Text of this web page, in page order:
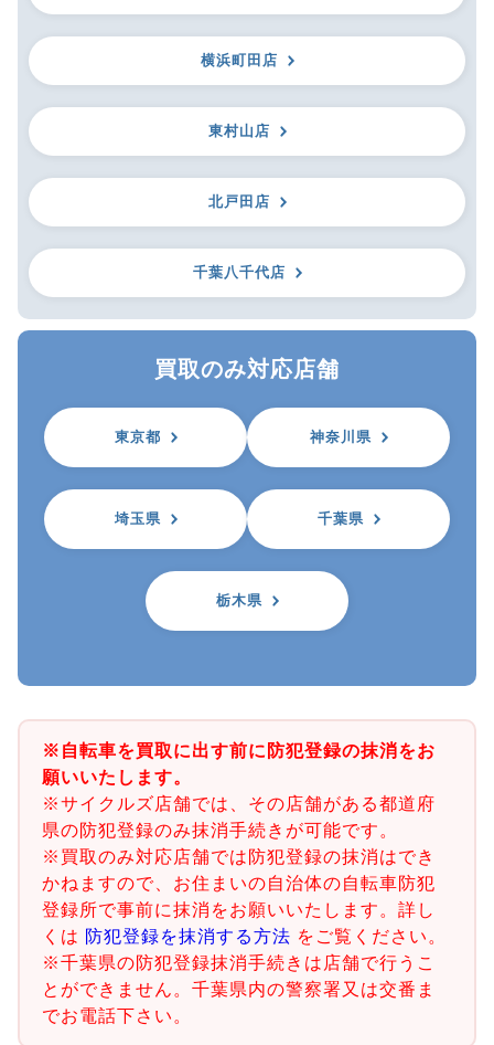
横浜町田店
東村山店
北戸田店
千葉八千代店
買取のみ対応店舗
東京都 神奈川県
埼玉県 千葉県
栃木県
※自転車を買取に出す前に防犯登録の抹消をお
願いいたします。
※サイクルズ店舗では、その店舗がある都道府
県の防犯登録のみ抹消手続きが可能です。
※買取のみ対応店舗では防犯登録の抹消はでき
かねますので、お住まいの自治体の自転車防犯
登録所で事前に抹消をお願いいたします。詳し
くは 防犯登録を抹消する方法 をご覧ください。
※千葉県の防犯登録抹消手続きは店舗で行うこ
とができません。千葉県内の警察署又は交番ま
でお電話下さい。